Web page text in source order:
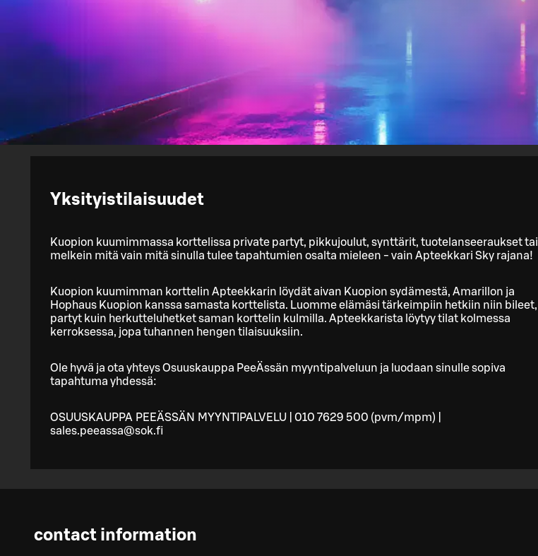
Yksityistilaisuudet
Kuopion kuumimmassa korttelissa private partyt, pikkujoulut, synttärit, tuotelanseeraukset tai
melkein mitä vain mitä sinulla tulee tapahtumien osalta mieleen - vain Apteekkari Sky rajana!
Kuopion kuumimman korttelin Apteekkarin löydät aivan Kuopion sydämestä, Amarillon ja
Hophaus Kuopion kanssa samasta korttelista. Luomme elämäsi tärkeimpiin hetkiin niin bileet,
partyt kuin herkutteluhetket saman korttelin kulmilla. Apteekkarista löytyy tilat kolmessa
kerroksessa, jopa tuhannen hengen tilaisuuksiin.
Ole hyvä ja ota yhteys Osuuskauppa PeeÄssän myyntipalveluun ja luodaan sinulle sopiva
tapahtuma yhdessä:
OSUUSKAUPPA PEEÄSSÄN MYYNTIPALVELU | 010 7629 500 (pvm/mpm) |
sales.peeassa@sok.fi
contact information